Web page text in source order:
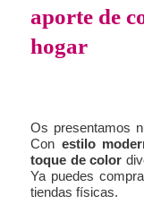
aporte de
hogar
Os presentamos
Con estilo
toque de color
Ya puedes
tiendas físicas.